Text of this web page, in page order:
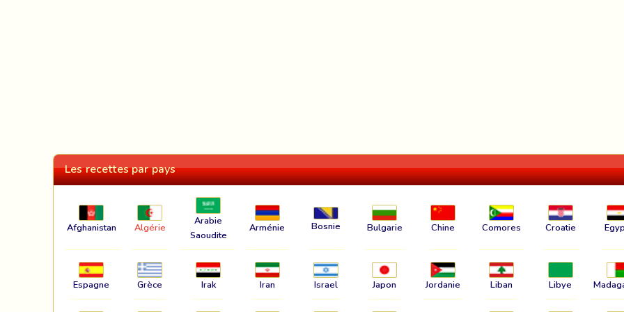
Les recettes par pays
Afghanistan Algérie
Arabie
Saoudite
Arménie Bosnie Bulgarie Chine Comores Croatie
Espagne Grèce Irak Iran Israel Japon Jordanie Liban Libye